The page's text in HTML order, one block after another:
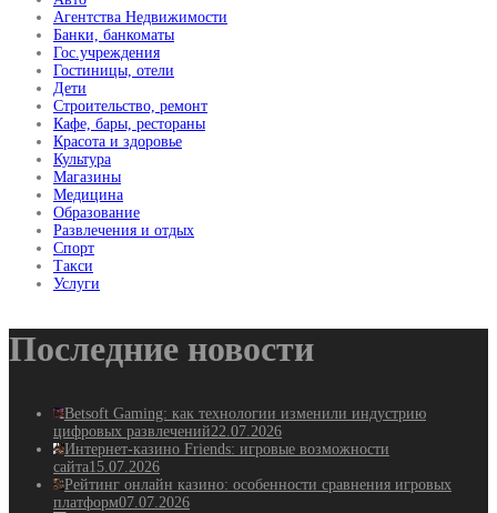
Агентства Недвижимости
Банки, банкоматы
Гос.учреждения
Гостиницы, отели
Дети
Строительство, ремонт
Кафе, бары, рестораны
Красота и здоровье
Культура
Магазины
Медицина
Образование
Развлечения и отдых
Спорт
Такси
Услуги
Последние новости
Betsoft Gaming: как технологии изменили индустрию
цифровых развлечений22.07.2026
Интернет-казино Friends: игровые возможности
сайта15.07.2026
Рейтинг онлайн казино: особенности сравнения игровых
платформ07.07.2026